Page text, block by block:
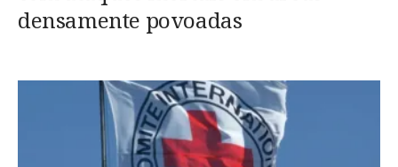
densamente povoadas